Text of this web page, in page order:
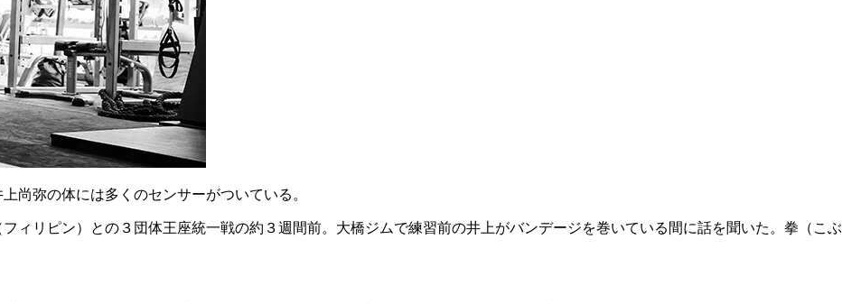
尚弥の体には多くのセンサーがついている。
ィリピン）との３団体王座統一戦の約３週間前。大橋ジムで練習前の井上がバンデージを巻いている間に話を聞いた。拳（こぶ